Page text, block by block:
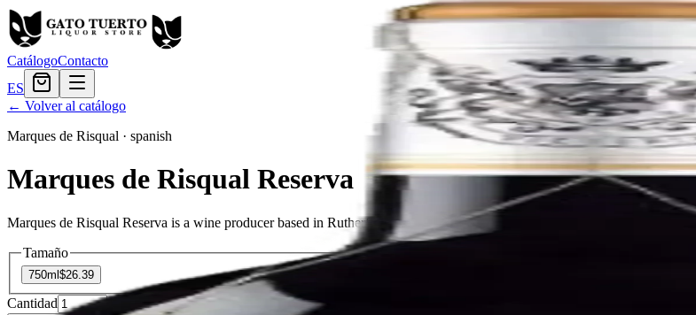
CatálogoContacto
ES
← Volver al catálogo
Marques de Risqual · spanish
Marques de Risqual Reserva
Marques de Risqual Reserva is a wine producer based in Rutherford, in California's Napa Valley. It was founded in 1972
Tamaño
750ml $26.39
Cantidad en stock